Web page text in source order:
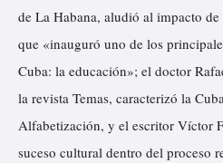
de La Habana, aludió al impacto
que «inauguró uno de los
Cuba: la educación»; el doctor
la revista Temas, caracterizó la
Alfabetización, y el escritor Víctor
suceso cultural dentro del proceso